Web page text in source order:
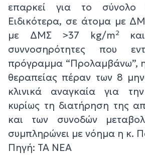
επαρκεί για το σύνολο
Ειδικότερα, σε άτομα με
με ΔΜΣ >37 kg/m² και
συννοσηρότητες που
πρόγραμμα “Προλαμβάνω”,
θεραπείας πέραν των 8
κλινικά αναγκαία για
κυρίως τη διατήρηση της
και των συνοδών
συμπληρώνει με νόημα η κ.
Πηγή: ΤΑ ΝΕΑ